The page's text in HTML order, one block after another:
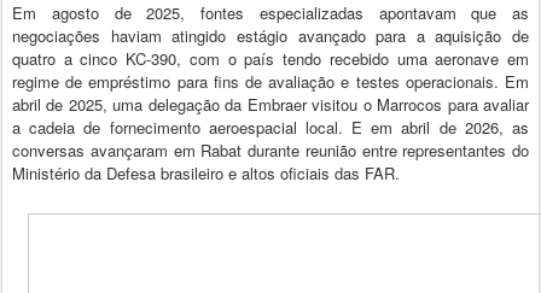
Em agosto de 2025, fontes especializadas apontavam que as
negociações haviam atingido estágio avançado para a aquisição de
quatro a cinco KC-390, com o país tendo recebido uma aeronave em
regime de empréstimo para fins de avaliação e testes operacionais. Em
abril de 2025, uma delegação da Embraer visitou o Marrocos para avaliar
a cadeia de fornecimento aeroespacial local. E em abril de 2026, as
conversas avançaram em Rabat durante reunião entre representantes do
Ministério da Defesa brasileiro e altos oficiais das FAR.